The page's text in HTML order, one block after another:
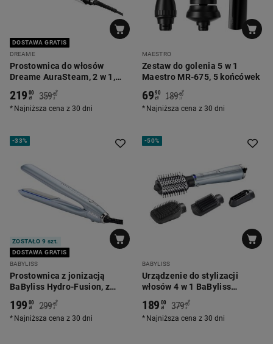
DOSTAWA GRATIS
DREAME
Prostownica do włosów
Dreame AuraSteam, 2 w 1,
219 00
zł 359 00
zł
*
Najniższa cena z 30 dni
MAESTRO
Zestaw do golenia 5 w 1
Maestro MR-675, 5 końcówek
6990
zł 189 00
zł
*
Najniższa cena z 30 dni
-33%
ZOSTAŁO 9 szt.
DOSTAWA GRATIS
BABYLISS
Prostownica z jonizacją
BaByliss Hydro-Fusion, z
technologią plazmową, 50 W
199 00
zł 299 00
zł
*
Najniższa cena z 30 dni
-50%
BABYLISS
Urządzenie do stylizacji
włosów 4 w 1 BaByliss
AS774E, 1000 W
189 00
zł 379 00
zł
*
Najniższa cena z 30 dni